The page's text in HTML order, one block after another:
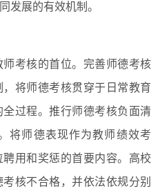
发展的有效机制。
考核的首位。完善师德考核
将师德考核贯穿于日常教育
过程。推行师德考核负面清
将师德表现作为教师绩效考
用和奖惩的首要内容。高校
核不合格，并依法依规分别